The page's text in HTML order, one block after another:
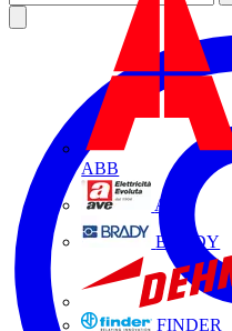
ABB
AVE
BRADY
FINDER